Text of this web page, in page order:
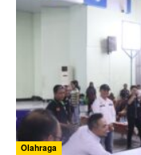
Olahraga